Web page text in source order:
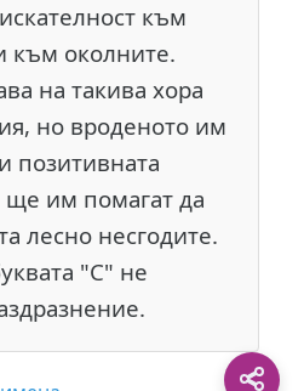
към
към околните.
на такива хора
но вроденото им
позитивната
ще им помагат да
лесно несгодите.
"С" не